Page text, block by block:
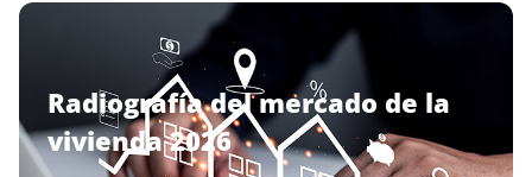
Radiografía del mercado de la
vivienda 2026